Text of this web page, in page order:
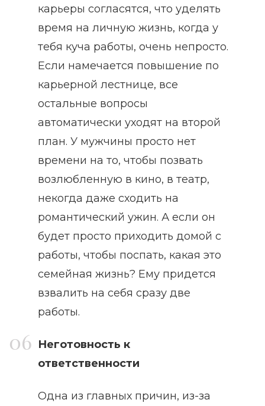
карьеры согласятся, что уделять
время на личную жизнь, когда у
тебя куча работы, очень непросто.
Если намечается повышение по
карьерной лестнице, все
остальные вопросы
автоматически уходят на второй
план. У мужчины просто нет
времени на то, чтобы позвать
возлюбленную в кино, в театр,
некогда даже сходить на
романтический ужин. А если он
будет просто приходить домой с
работы, чтобы поспать, какая это
семейная жизнь? Ему придется
взвалить на себя сразу две
работы.
Неготовность к
ответственности
Одна из главных причин, из-за